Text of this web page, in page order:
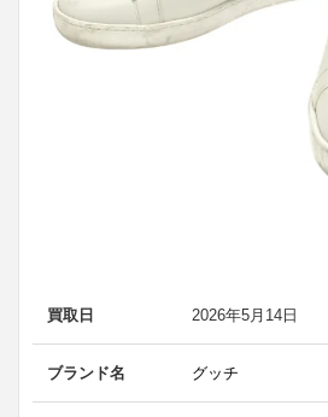
買取日 2026年5月14日
ブランド名 グッチ